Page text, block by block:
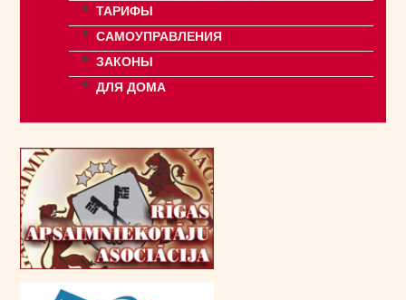
ТАРИФЫ
САМОУПРАВЛЕНИЯ
ЗАКОНЫ
ДЛЯ ДОМА